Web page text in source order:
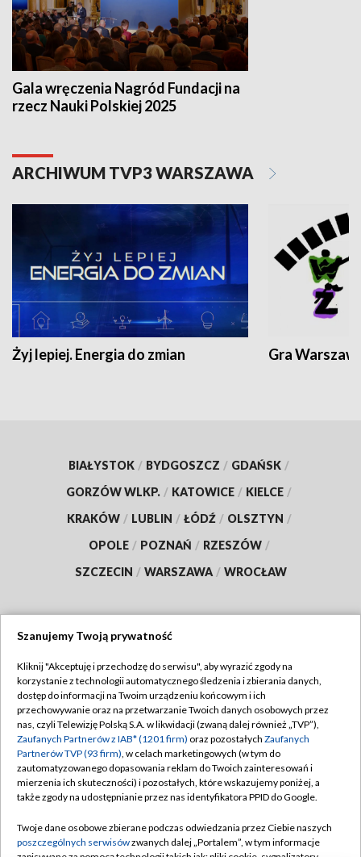
Gala wręczenia Nagród Fundacji na
rzecz Nauki Polskiej 2025
ARCHIWUM TVP3 WARSZAWA
Żyj lepiej. Energia do zmian Gra
BIAŁYSTOK / BYDGOSZCZ / GDAŃSK /
GORZÓW WLKP. / KATOWICE / KIELCE /
KRAKÓW / LUBLIN / ŁÓDŹ / OLSZTYN /
OPOLE / POZNAŃ / RZESZÓW /
SZCZECIN / WARSZAWA / WROCŁAW
TVP
Abonament TVP
Emisja w TVP
Centrum informacji TVP
Naziemna Telewizja Cyfrowa
Rada Programowa
Regulamin TVP
Polityka prywatności
Moje zgody
Pomoc
Kontakt
Szanujemy Twoją prywatność
Kliknij "Akceptuję i przechodzę do serwisu", aby wyrazić zgody na
korzystanie z technologii automatycznego śledzenia i zbierania danych,
dostęp do informacji na Twoim urządzeniu końcowym i ich
przechowywanie oraz na przetwarzanie Twoich danych osobowych przez
nas, czyli Telewizję Polską S.A. w likwidacji (zwaną dalej również „TVP”),
Zaufanych Partnerów z IAB* (1201 firm) oraz pozostałych Zaufanych
Partnerów TVP (93 firm), w celach marketingowych (w tym do
zautomatyzowanego dopasowania reklam do Twoich zainteresowań i
mierzenia ich skuteczności) i pozostałych, które wskazujemy poniżej, a
także zgody na udostępnianie przez nas identyfikatora PPID do Google.
Twoje dane osobowe zbierane podczas odwiedzania przez Ciebie naszych
poszczególnych serwisówzwanych dalej „Portalem”, w tym informacje